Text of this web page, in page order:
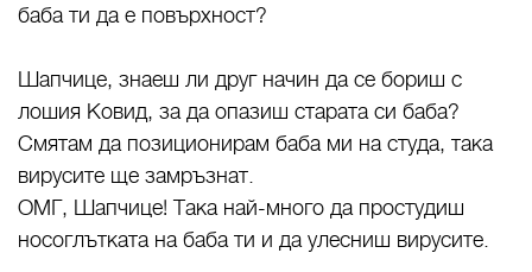
баба ти да е повърхност?
Шапчице, знаеш ли друг начин да се бориш с
лошия Ковид, за да опазиш старата си баба?
Смятам да позиционирам баба ми на студа, така
вирусите ще замръзнат.
ОМГ, Шапчице! Така най-много да простудиш
носоглътката на баба ти и да улесниш вирусите.